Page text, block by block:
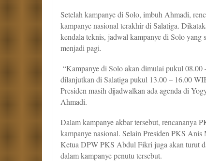
Setelah kampanye di Solo, imbuh Ahmadi,
kampanye nasional terakhir di Salatiga.
kendala teknis, jadwal kampanye di Solo yang
menjadi pagi.
“Kampanye di Solo akan dimulai pukul
dilanjutkan di Salatiga pukul 13.00 – 16.00
Presiden masih dijadwalkan ada agenda di
Ahmadi.
Dalam kampanye akbar tersebut, rencananya
kampanye nasional. Selain Presiden PKS
Ketua DPW PKS Abdul Fikri juga akan turut
dalam kampanye penutu tersebut.